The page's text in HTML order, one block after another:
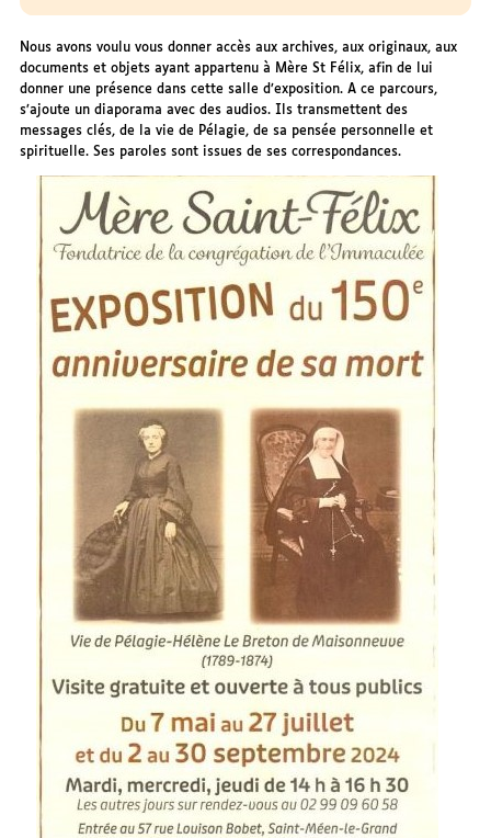
Nous avons voulu vous donner accès aux archives, aux originaux, aux
documents et objets ayant appartenu à Mère St Félix, afin de lui
donner une présence dans cette salle d’exposition. A ce parcours,
s’ajoute un diaporama avec des audios. Ils transmettent des
messages clés, de la vie de Pélagie, de sa pensée personnelle et
spirituelle. Ses paroles sont issues de ses correspondances.